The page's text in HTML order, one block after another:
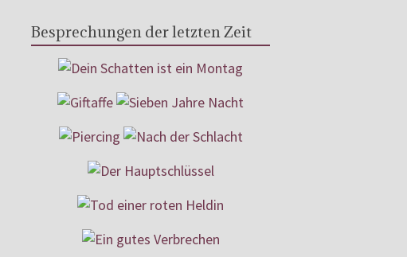
Besprechungen der letzten Zeit